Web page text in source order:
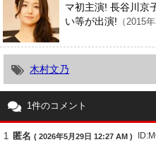
マ初主演! 長谷川京
い等が出演! （2015
木村文乃
1件のコメント
1 匿名 ( 2026年5月29日 12:27 AM )